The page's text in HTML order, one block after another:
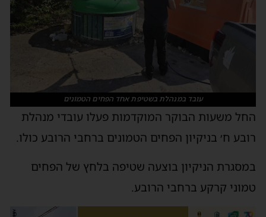
עובד במנהלת בשטיפת אחד הפחים הטמונים
החל משעות הבוקר המוקדמות פעלו עובדי מנהלת
רובע ח׳ בניקיון הפחים הטמונים ברחבי הרובע כולו.
במסגרת הניקיון בוצעה שטיפה בלחץ של הפחים
טמוני קרקע ברחבי הרובע.